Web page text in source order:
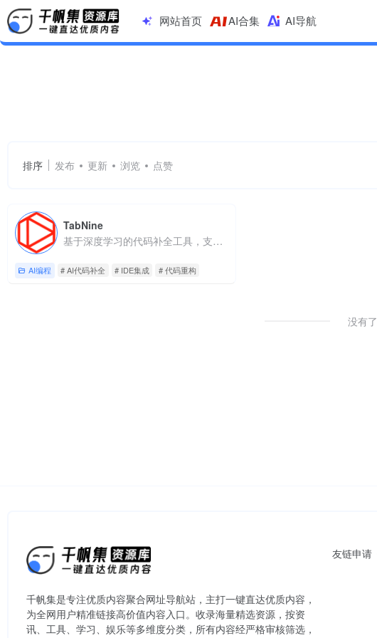
网站首页 AI合集 AI导航
排序 发布 更新 浏览 点赞
TabNine
基于深度学习的代码补全工具，支持20+编程语言与主流IDE
AI编程 # AI代码补全 # IDE集成 # 代码重构
没有了
千帆集是专注优质内容聚合网址导航站，主打一键直达优质内容，
为全网用户精准链接高价值内容入口。​收录海量精选资源，按资
讯、工具、学习、娱乐等多维度分类，所有内容经严格审核筛选，
友链申请